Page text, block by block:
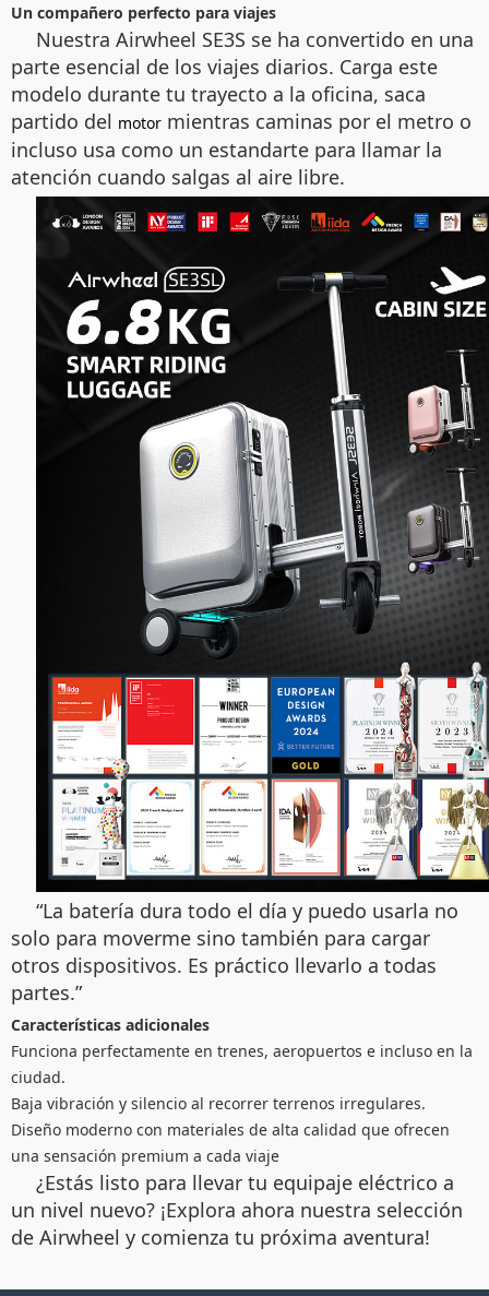
Un compañero perfecto para viajes
Nuestra Airwheel SE3S se ha convertido en una
parte esencial de los viajes diarios. Carga este
modelo durante tu trayecto a la oficina, saca
partido del motor mientras caminas por el metro o
incluso usa como un estandarte para llamar la
atención cuando salgas al aire libre.
“La batería dura todo el día y puedo usarla no
solo para moverme sino también para cargar
otros dispositivos. Es práctico llevarlo a todas
partes.”
Características adicionales
Funciona perfectamente en trenes, aeropuertos e incluso en la
ciudad.
Baja vibración y silencio al recorrer terrenos irregulares.
Diseño moderno con materiales de alta calidad que ofrecen
una sensación premium a cada viaje
¿Estás listo para llevar tu equipaje eléctrico a
un nivel nuevo? ¡Explora ahora nuestra selección
de Airwheel y comienza tu próxima aventura!